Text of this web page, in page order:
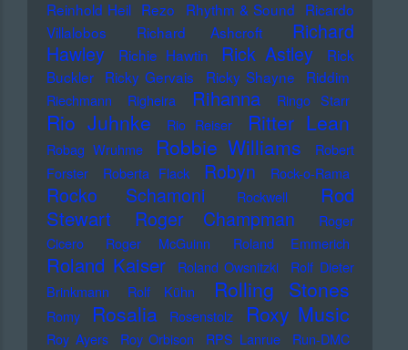
Reinhold Heil Rezo Rhythm & Sound Ricardo
Villalobos
Richard Ashcroft
Richard
Hawley
Richie Hawtin Rick Astley
Rick
Buckler
Ricky Gervais Ricky Shayne Riddim
Riechmann Righeira Rihanna Ringo Starr
Rio Juhnke Rio Reiser Ritter Lean
Robag Wruhme Robbie Williams
Robert
Forster
Roberta Flack Robyn Rock-o-Rama
Rocko Schamoni Rockwell
Rod
Stewart
Roger Champman
Roger
Cicero
Roger McGuinn Roland Emmerich
Roland Kaiser Roland Owsnitzki
Rolf Dieter
Brinkmann
Rolf Kühn Rolling Stones
Romy Rosalia Rosenstolz Roxy Music
Roy Ayers Roy Orbison RPS Lanrue
Run-DMC